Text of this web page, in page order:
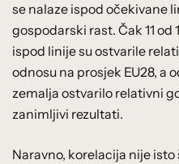
se nalaze ispod očekivane
gospodarski rast. Čak 11 od
ispod linije su ostvarile
odnosu na prosjek EU28, a
zemalja ostvarilo relativni
zanimljivi rezultati.
Naravno, korelacija nije